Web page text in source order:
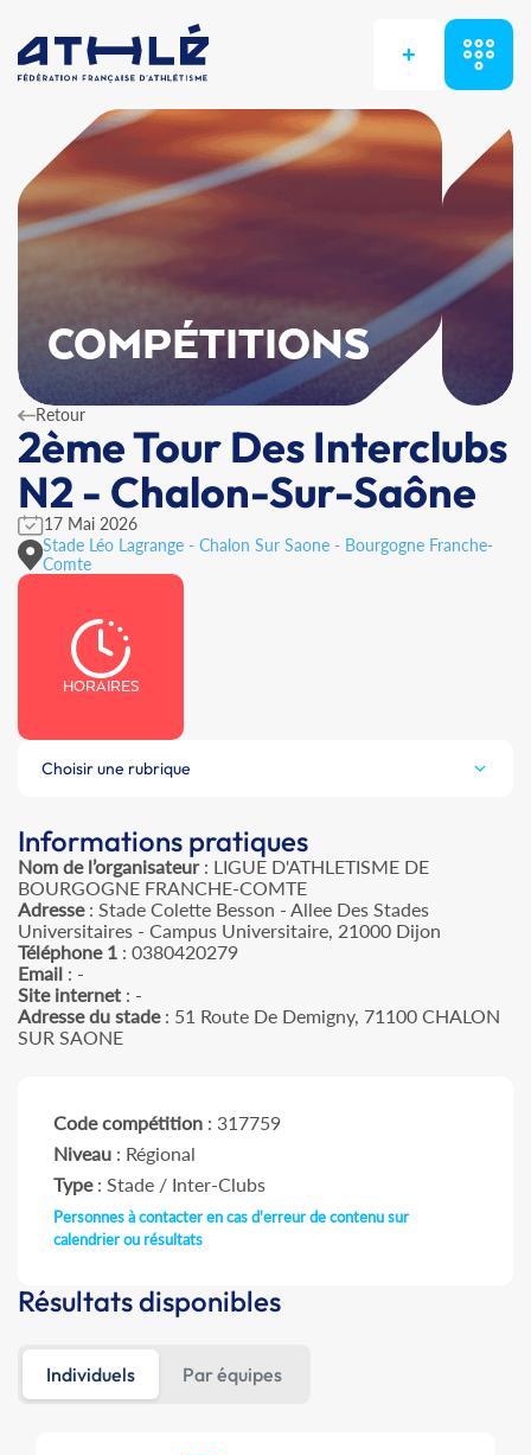
+
COMPÉTITIONS
Retour
2ème Tour Des Interclubs
N2 - Chalon-Sur-Saône
17 Mai 2026
Stade Léo Lagrange - Chalon Sur Saone - Bourgogne Franche-
Comte
HORAIRES
Choisir une rubrique
Informations pratiques
Nom de l’organisateur: LIGUE D'ATHLETISME DE
BOURGOGNE FRANCHE-COMTE
Adresse: Stade Colette Besson - Allee Des Stades
Universitaires - Campus Universitaire, 21000 Dijon
Téléphone 1 : 0380420279
Email : -
Site internet : -
Adresse du stade: 51 Route De Demigny, 71100 CHALON
SUR SAONE
Code compétition : 317759
Niveau : Régional
Type: Stade / Inter-Clubs
Personnes à contacter en cas d'erreur de contenu sur
calendrier ou résultats
Résultats disponibles
Individuels Par équipes